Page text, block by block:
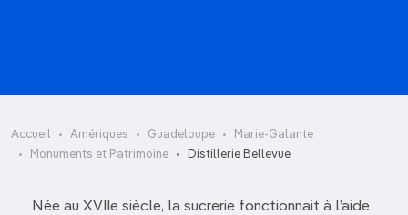
Accueil Amériques Guadeloupe
Marie-Galante
Monuments et Patrimoine
Distillerie Bellevue
Née au XVIIe siècle, la sucrerie fonctionnait à l’aide